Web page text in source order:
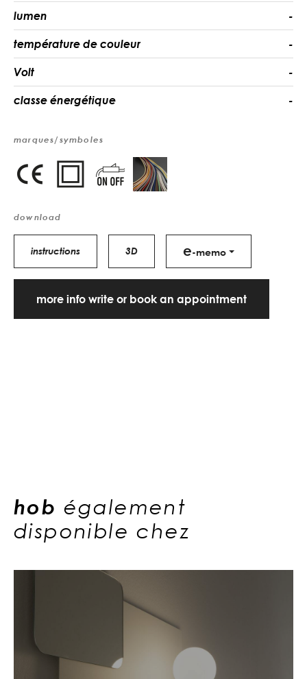
lumen -
température de couleur -
Volt -
classe énergétique -
marques/symboles
download
instructions 3D e-memo
more info write or book an appointment
hob également
disponible chez